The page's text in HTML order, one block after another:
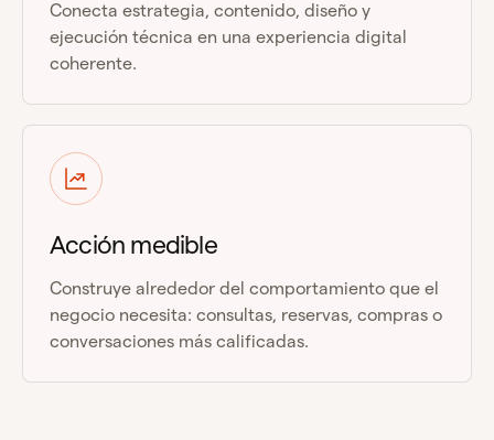
Conecta estrategia, contenido, diseño y
ejecución técnica en una experiencia digital
coherente.
Acción medible
Construye alrededor del comportamiento que el
negocio necesita: consultas, reservas, compras o
conversaciones más calificadas.